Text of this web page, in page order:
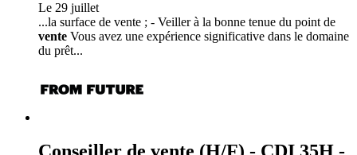
Le 29 juillet
...la surface de vente ; - Veiller à la bonne tenue du point de
vente Vous avez une expérience significative dans le domaine
du prêt...